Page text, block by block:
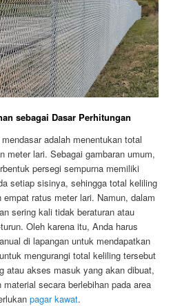
sebagai Dasar Perhitungan
adalah menentukan total
meter lari. Sebagai gambaran umum,
persegi sempurna memiliki
setiap sisinya, sehingga total keliling
empat ratus meter lari. Namun, dalam
sering kali tidak beraturan atau
Oleh karena itu, Anda harus
di lapangan untuk mendapatkan
mengurangi total keliling tersebut
atau akses masuk yang akan dibuat,
secara berlebihan pada area
pagar kawat.